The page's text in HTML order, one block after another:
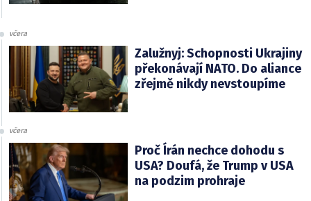
včera
Zalužnyj: Schopnosti Ukrajiny
překonávají NATO. Do aliance
zřejmě nikdy nevstoupíme
včera
Proč Írán nechce dohodu s
USA? Doufá, že Trump v USA
na podzim prohraje